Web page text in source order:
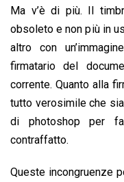
Ma v’è di più. Il
obsoleto e non più in
altro con
firmatario del
corrente. Quanto alla
tutto verosimile che
di photoshop per
contraffatto.
Queste incongruenze